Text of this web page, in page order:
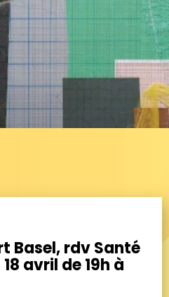
Basel, rdv Santé
avril de 19h à